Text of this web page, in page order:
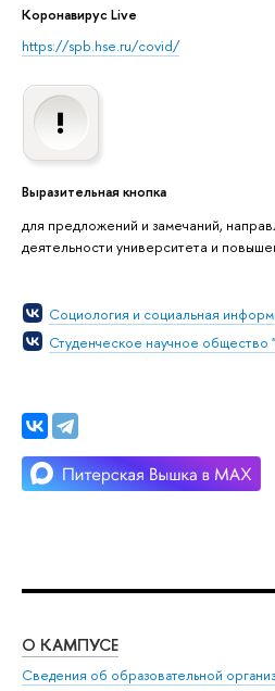
Коронавирус Live
https://spb.hse.ru/covid/
Выразительная кнопка
для предложений и замечаний,
деятельности университета и
Социология и социальная
Студенческое научное общество
О КАМПУСЕ
Сведения об образовательной